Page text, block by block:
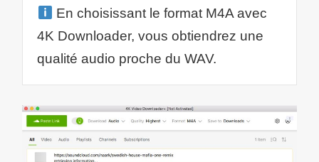
En choisissant le format M4A avec
4K Downloader, vous obtiendrez une
qualité audio proche du WAV.